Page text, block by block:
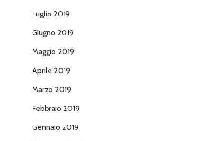
Luglio 2019
Giugno 2019
Maggio 2019
Aprile 2019
Marzo 2019
Febbraio 2019
Gennaio 2019